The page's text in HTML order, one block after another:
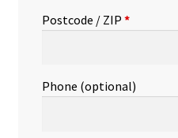
Postcode / ZIP *
Phone (optional)